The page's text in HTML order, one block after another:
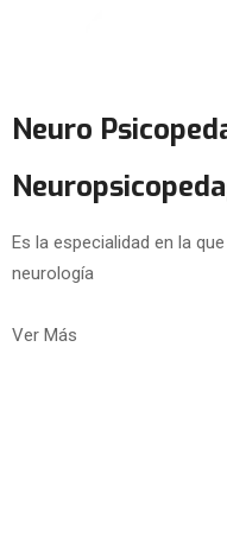
Neuro
Es la especialidad en la
neurología
Ver Más